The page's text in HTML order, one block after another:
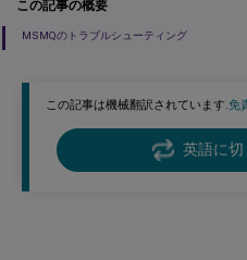
この記事は機械翻訳されています.免
英語に切
この記事の概要
MSMQのトラブルシューティング